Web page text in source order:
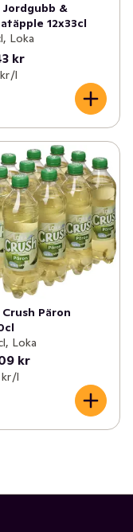
Jordgubb &
12x33cl
Loka
kr
/l
Crush Päron
Loka
kr
/l